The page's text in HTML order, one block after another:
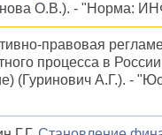
О.В.). - "Норма:
правовая
процесса в
(Гуринович А.Г.). -